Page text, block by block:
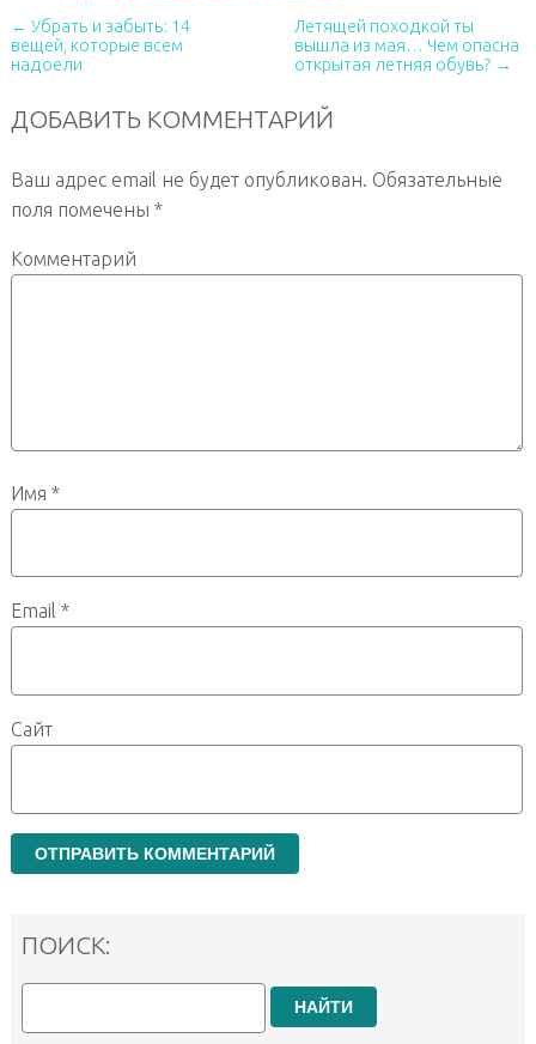
← Убрать и забыть: 14
вещей, которые всем
надоели
Летящей походкой ты
вышла из мая… Чем опасна
открытая летняя обувь? →
ДОБАВИТЬ КОММЕНТАРИЙ
Ваш адрес email не будет опубликован. Обязательные
поля помечены *
Комментарий
Имя *
Email *
Сайт
ПОИСК:
НАЙТИ